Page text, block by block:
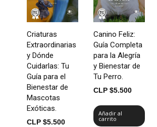
Criaturas
Extraordinarias
y Dónde
Cuidarlas: Tu
Guía para el
Bienestar de
Mascotas
Exóticas.
CLP $5.500
Canino Feliz:
Guía Completa
para la Alegría
y Bienestar de
Tu Perro.
CLP $5.500
Añadir al
carrito